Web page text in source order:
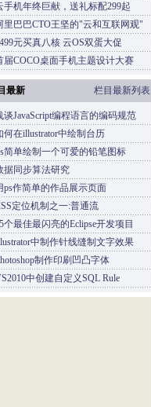
手机年终巨献，送礼标配299起
里巴巴CTO王坚的"云和互联网观"
元买真八核 云OS双蛋大促
届COCO桌面手机主题设计大赛
最新 栏目最新列表
谈JavaScript编程语言的编码规范
何在illustrator中绘制台历
简单绘制一个可爱的铅笔图标
据同步算法研究
ps作简单的作品展示页面
定位机制之一:普通流
个最佳最闪亮的Eclipse开发项目
中制作针线缝制文字效果
制作印刷凹凸字体
中创建自定义SQL Rule